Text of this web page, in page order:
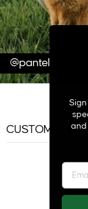
@pantelis_trop
CUSTOMER
and